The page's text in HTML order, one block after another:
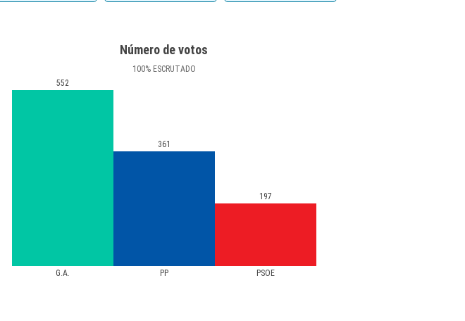
Número de votos
100%ESCRUTADO
G.A. PP PSOE
552
361
197